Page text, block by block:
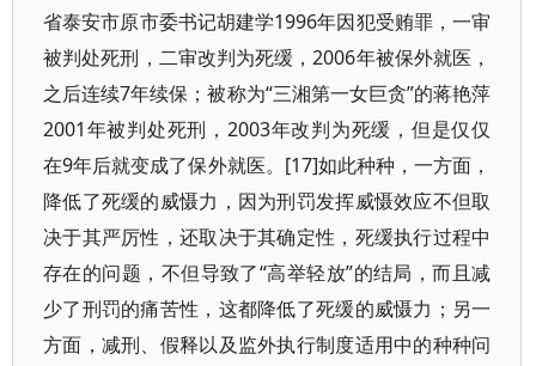
省泰安市原市委书记胡建学1996年因犯受贿罪，一审
被判处死刑，二审改判为死缓，2006年被保外就医，
之后连续7年续保；被称为“三湘第一女巨贪”的蒋艳萍
2001年被判处死刑，2003年改判为死缓，但是仅仅
在9年后就变成了保外就医。[17]如此种种，一方面，
降低了死缓的威慑力，因为刑罚发挥威慑效应不但取
决于其严厉性，还取决于其确定性，死缓执行过程中
存在的问题，不但导致了“高举轻放”的结局，而且减
少了刑罚的痛苦性，这都降低了死缓的威慑力；另一
方面，减刑、假释以及监外执行制度适用中的种种问